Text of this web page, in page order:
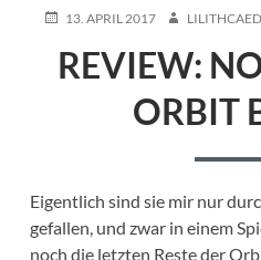
POSTED
13. APRIL 2017 AUTHOR
REVIEW:
ORBIT
Eigentlich sind sie mir nur
gefallen, und zwar in einem
noch die letzten Reste der